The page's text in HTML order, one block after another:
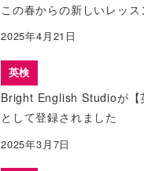
この春からの新しいレッス
2025年4月21日
英検
Bright English Studioが【
として登録されました
2025年3月7日